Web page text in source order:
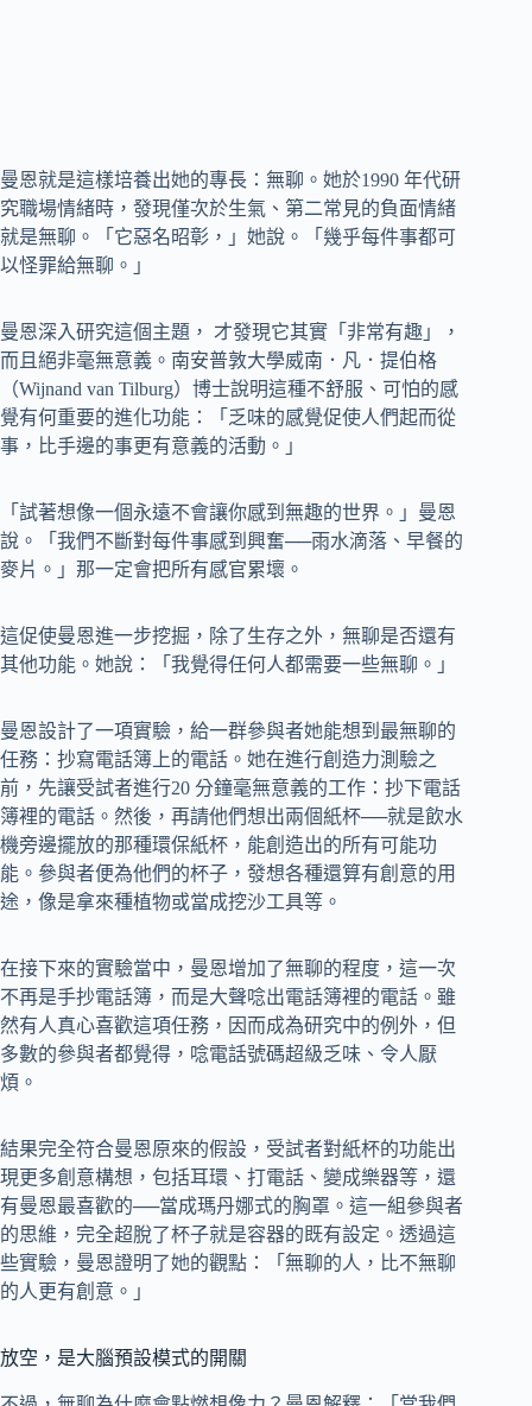
曼恩就是這樣培養出她的專長：無聊。她於1990 年代研
究職場情緒時，發現僅次於生氣、第二常見的負面情緒
就是無聊。「它惡名昭彰，」她說。「幾乎每件事都可
以怪罪給無聊。」
曼恩深入研究這個主題， 才發現它其實「非常有趣」，
而且絕非毫無意義。南安普敦大學威南．凡．提伯格
（Wijnand van Tilburg）博士說明這種不舒服、可怕的感
覺有何重要的進化功能：「乏味的感覺促使人們起而從
事，比手邊的事更有意義的活動。」
「試著想像一個永遠不會讓你感到無趣的世界。」曼恩
說。「我們不斷對每件事感到興奮──雨水滴落、早餐的
麥片。」那一定會把所有感官累壞。
這促使曼恩進一步挖掘，除了生存之外，無聊是否還有
其他功能。她說：「我覺得任何人都需要一些無聊。」
曼恩設計了一項實驗，給一群參與者她能想到最無聊的
任務：抄寫電話簿上的電話。她在進行創造力測驗之
前，先讓受試者進行20 分鐘毫無意義的工作：抄下電話
簿裡的電話。然後，再請他們想出兩個紙杯──就是飲水
機旁邊擺放的那種環保紙杯，能創造出的所有可能功
能。參與者便為他們的杯子，發想各種還算有創意的用
途，像是拿來種植物或當成挖沙工具等。
在接下來的實驗當中，曼恩增加了無聊的程度，這一次
不再是手抄電話簿，而是大聲唸出電話簿裡的電話。雖
然有人真心喜歡這項任務，因而成為研究中的例外，但
多數的參與者都覺得，唸電話號碼超級乏味、令人厭
煩。
結果完全符合曼恩原來的假設，受試者對紙杯的功能出
現更多創意構想，包括耳環、打電話、變成樂器等，還
有曼恩最喜歡的──當成瑪丹娜式的胸罩。這一組參與者
的思維，完全超脫了杯子就是容器的既有設定。透過這
些實驗，曼恩證明了她的觀點：「無聊的人，比不無聊
的人更有創意。」
放空，是大腦預設模式的開關